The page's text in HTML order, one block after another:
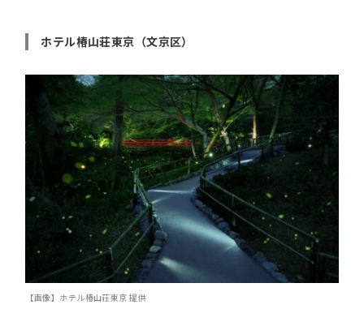
ホテル椿山荘東京（文京区）
【画像】ホテル椿山荘東京 提供